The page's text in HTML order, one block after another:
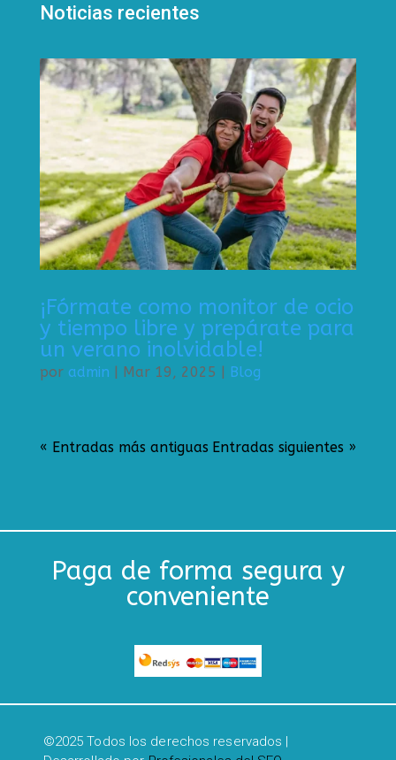
Noticias recientes
¡Fórmate como monitor de ocio
y tiempo libre y prepárate para
un verano inolvidable!
por admin | Mar 19, 2025 | Blog
« Entradas más antiguas Entradas siguientes »
Paga de forma segura y
conveniente
©2025 Todos los derechos reservados |